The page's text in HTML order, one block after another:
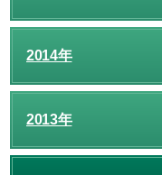
2014年
2013年